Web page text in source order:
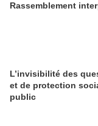
Rassemblement
L’invisibilité des
et de protection
public